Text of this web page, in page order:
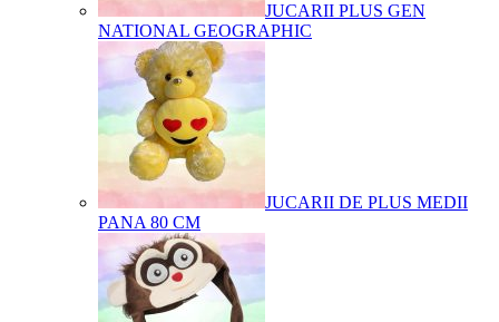
JUCARII PLUS GEN
NATIONAL GEOGRAPHIC
JUCARII DE PLUS MEDII
PANA 80 CM